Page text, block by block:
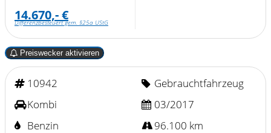
14.670,- €
Differenzbesteuert gem. §25a UStG
Preiswecker aktivieren
10942
Gebrauchtfahrzeug
Kombi
03/2017
Benzin
96.100 km